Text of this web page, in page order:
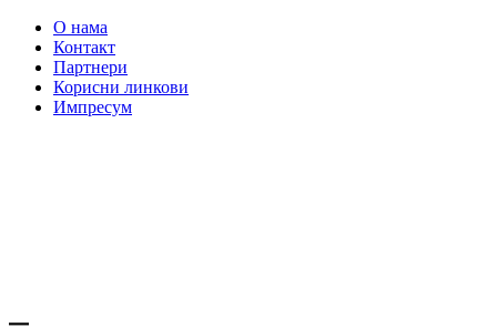
О нама
Контакт
Партнери
Корисни линкови
Импресум